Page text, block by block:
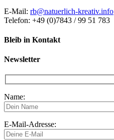
E-Mail: rb@natuerlich-kreativ.info
Telefon: +49 (0)7843 / 99 51 783
Bleib in Kontakt
Newsletter
Name:
E-Mail-Adresse: